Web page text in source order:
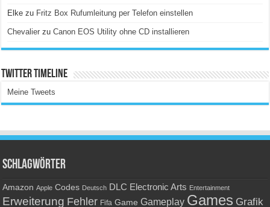
Elke zu Fritz Box Rufumleitung per Telefon einstellen
Chevalier zuCanon EOS Utility ohne CD installieren
Twitter Timeline
Meine Tweets
Schlagwörter
Amazon Apple Codes Deutsch DLC Electronic Arts Entertainment
Erweiterung Fehler Fifa Game Gameplay Games Grafik